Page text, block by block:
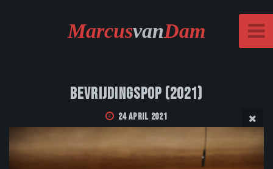
MarcusvanDam
Bevrijdingspop (2021)
24 April 2021